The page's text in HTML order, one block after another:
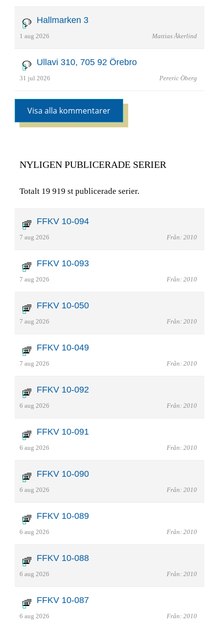
Hallmarken 3
1 aug 2026 Mattias Åkerlind
Ullavi 310, 705 92 Örebro
31 jul 2026 Pereric Öberg
Visa alla kommentarer
NYLIGEN PUBLICERADE SERIER
Totalt 19 919 st publicerade serier.
FFKV 10-094
7 aug 2026 Från: 2010
FFKV 10-093
7 aug 2026 Från: 2010
FFKV 10-050
7 aug 2026 Från: 2010
FFKV 10-049
7 aug 2026 Från: 2010
FFKV 10-092
6 aug 2026 Från: 2010
FFKV 10-091
6 aug 2026 Från: 2010
FFKV 10-090
6 aug 2026 Från: 2010
FFKV 10-089
6 aug 2026 Från: 2010
FFKV 10-088
6 aug 2026 Från: 2010
FFKV 10-087
6 aug 2026 Från: 2010